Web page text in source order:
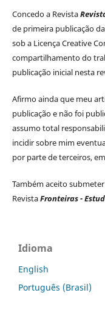
Concedo a Revista
de primeira publicação
sob a Licença Creative
compartilhamento do
publicação inicial nesta
Afirmo ainda que meu
publicação e não foi
assumo total
incidir sobre mim
por parte de terceiros,
Também aceito
RevistaFronteiras -
Idioma
English
Português (Brasil)